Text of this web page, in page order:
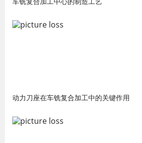
动力刀座在车铣复合加工中的关键作用